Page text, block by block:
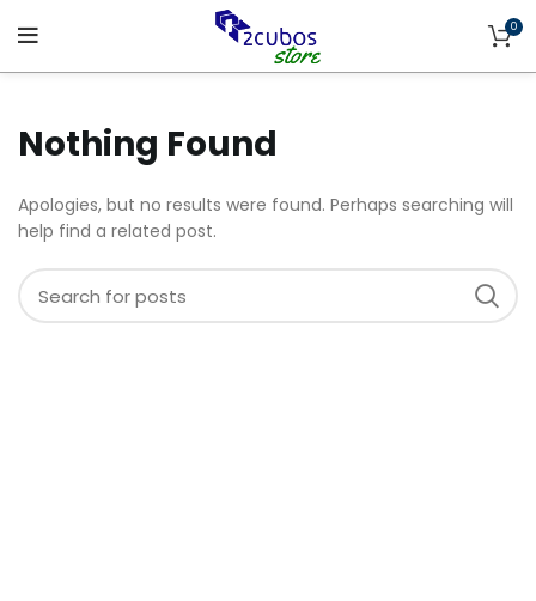
0
Nothing Found
Apologies, but no results were found. Perhaps searching will
help find a related post.